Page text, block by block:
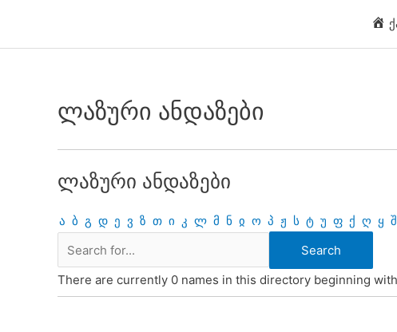
content
ლაზური ანდაზები
ლაზური ანდაზები
ა ბ გ დ ე ვ ზ თ ი კ ლ მ ნ ჲ ო პ ჟ ს ტ უ ფ ქ ღ ყ შ
There are currently 0 names in this directory beginning